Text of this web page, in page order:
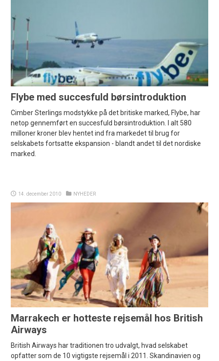
Flybe med succesfuld børsintroduktion
Cimber Sterlings modstykke på det britiske marked, Flybe, har
netop gennemført en succesfuld børsintroduktion. I alt 580
milloner kroner blev hentet ind fra markedet til brug for
selskabets fortsatte ekspansion - blandt andet til det nordiske
marked.
14. december 2010 NYHEDER
Marrakech er hotteste rejsemål hos British
Airways
British Airways har traditionen tro udvalgt, hvad selskabet
opfatter som de 10 vigtigste rejsemål i 2011. Skandinavien og